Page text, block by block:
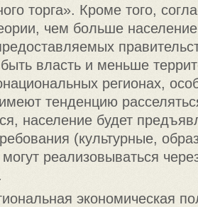
торга». Кроме того,
чем больше
власть и меньше
регионах,
тенденцию
население будет
(культурные,
реализовываться
экономическая